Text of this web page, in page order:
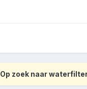
Op zoek naar